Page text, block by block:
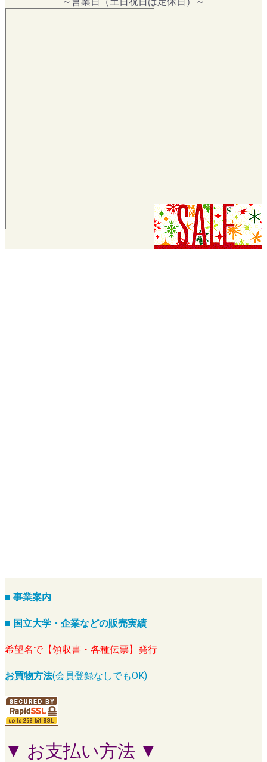
■ 事業案内
■ 国立大学・企業などの販売実績
希望名で【領収書・各種伝票】発行
お買物方法(会員登録なしでもOK)
▼ お支払い方法 ▼